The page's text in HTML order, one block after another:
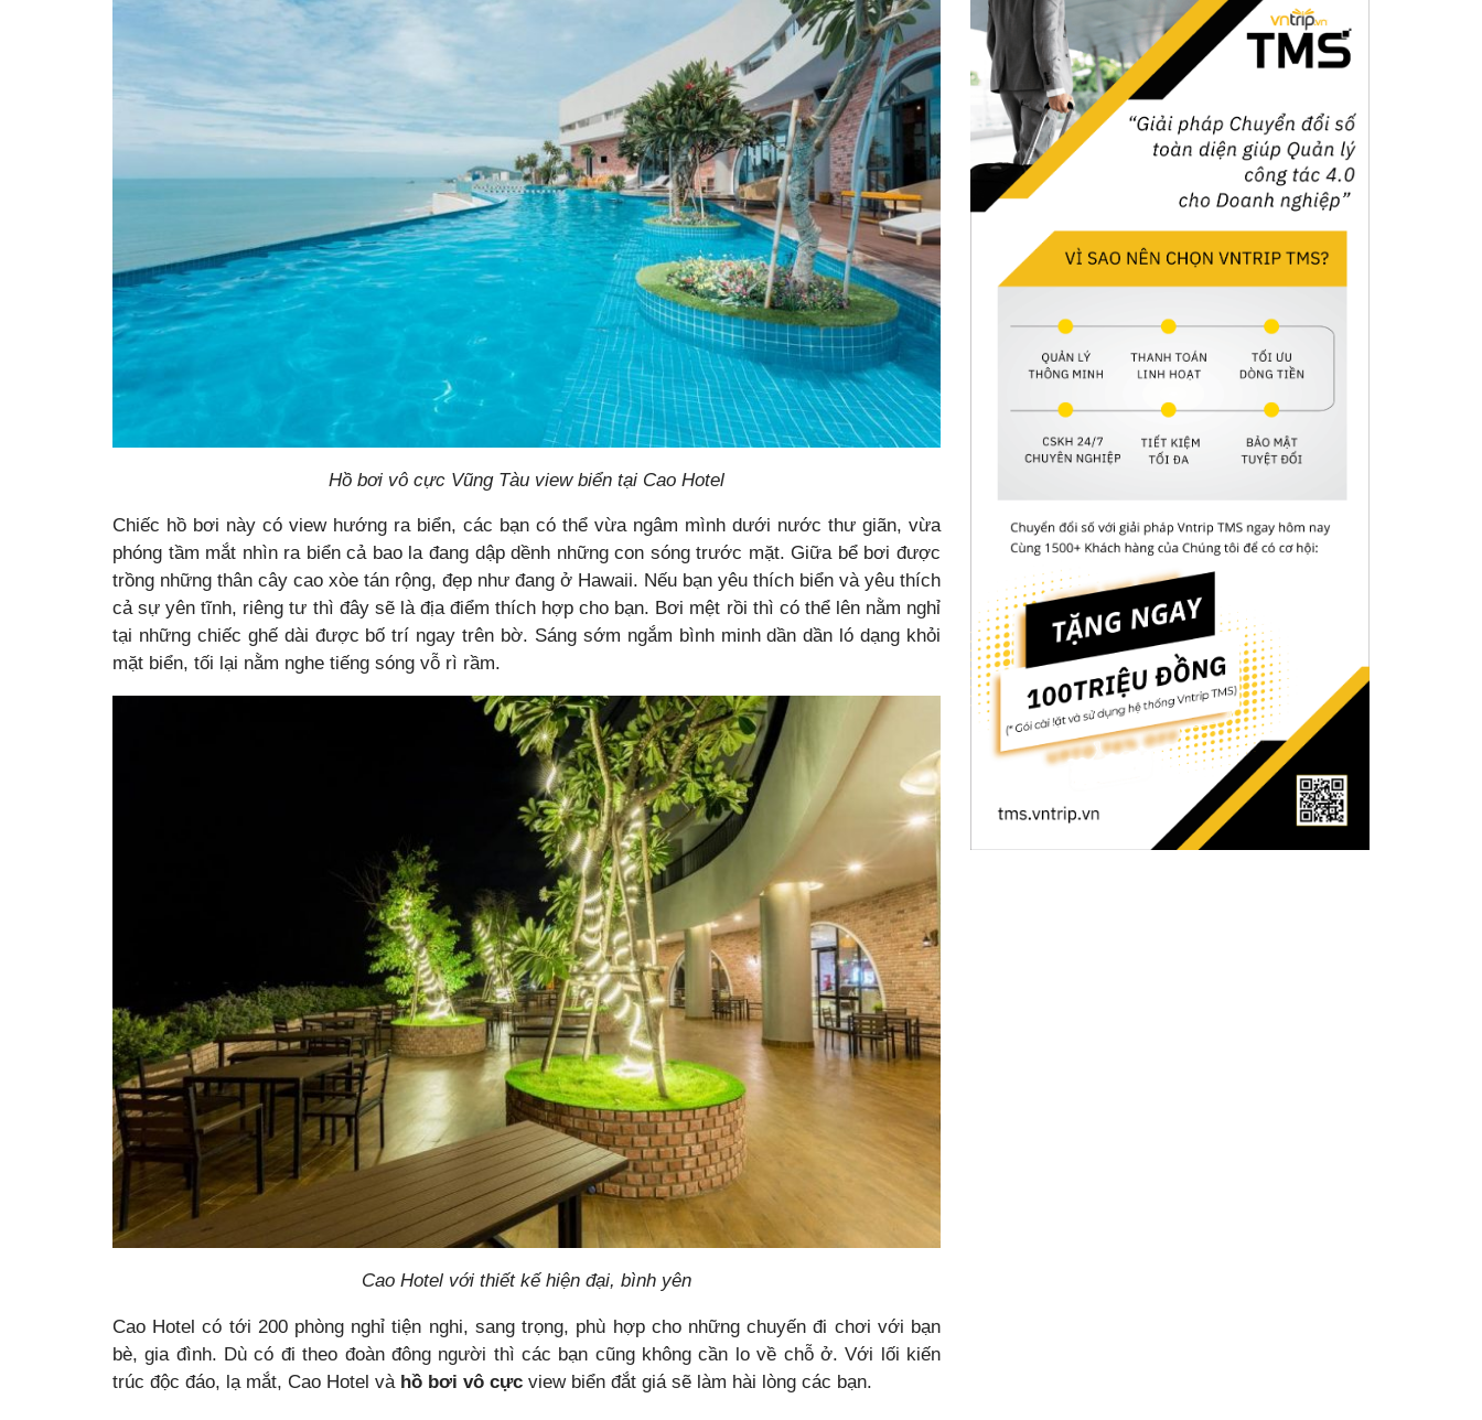
Hồ bơi vô cực Vũng Tàu view biển tại Cao Hotel
Chiếc hồ bơi này có view hướng ra biển, các bạn có thể vừa ngâm mình dưới nước thư giãn, vừa
phóng tầm mắt nhìn ra biển cả bao la đang dập dềnh những con sóng trước mặt. Giữa bể bơi được
trồng những thân cây cao xòe tán rộng, đẹp như đang ở Hawaii. Nếu bạn yêu thích biển và yêu thích
cả sự yên tĩnh, riêng tư thì đây sẽ là địa điểm thích hợp cho bạn. Bơi mệt rồi thì có thể lên nằm nghỉ
tại những chiếc ghế dài được bố trí ngay trên bờ. Sáng sớm ngắm bình minh dần dần ló dạng khỏi
mặt biển, tối lại nằm nghe tiếng sóng vỗ rì rầm.
Cao Hotel với thiết kế hiện đại, bình yên
Cao Hotel có tới 200 phòng nghỉ tiện nghi, sang trọng, phù hợp cho những chuyến đi chơi với bạn
bè, gia đình. Dù có đi theo đoàn đông người thì các bạn cũng không cần lo về chỗ ở. Với lối kiến
trúc độc đáo, lạ mắt, Cao Hotel và hồ bơi vô cực view biển đắt giá sẽ làm hài lòng các bạn.